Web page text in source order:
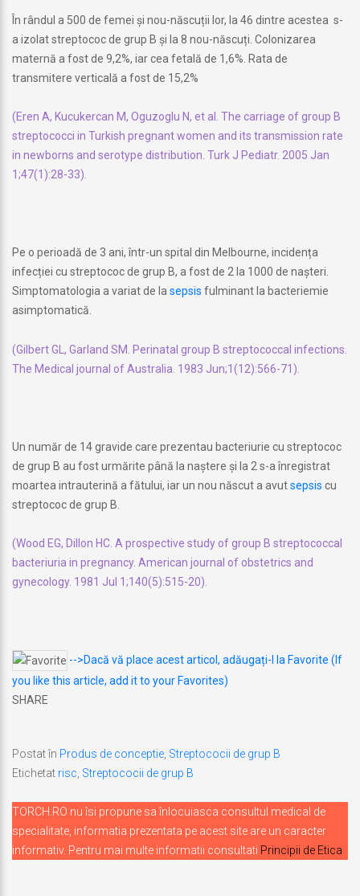
În rândul a 500 de femei și nou-născuții lor, la 46 dintre acestea s-
a izolat streptococ de grup B și la 8 nou-născuți. Colonizarea
maternă a fost de 9,2%, iar cea fetală de 1,6%. Rata de
transmitere verticală a fost de 15,2%
(Eren A, Kucukercan M, Oguzoglu N, et al. The carriage of group B
streptococci in Turkish pregnant women and its transmission rate
in newborns and serotype distribution. Turk J Pediatr. 2005 Jan
1;47(1):28-33).
Pe o perioadă de 3 ani, într-un spital din Melbourne, incidența
infecției cu streptococ de grup B, a fost de 2 la 1000 de nașteri.
Simptomatologia a variat de la sepsis fulminant la bacteriemie
asimptomatică.
(Gilbert GL, Garland SM. Perinatal group B streptococcal infections.
The Medical journal of Australia. 1983 Jun;1(12):566-71).
Un număr de 14 gravide care prezentau bacteriurie cu streptococ
de grup B au fost urmărite până la naștere și la 2 s-a înregistrat
moartea intrauterină a fătului, iar un nou născut a avutsepsis cu
streptococ de grup B.
(Wood EG, Dillon HC. A prospective study of group B streptococcal
bacteriuria in pregnancy. American journal of obstetrics and
gynecology. 1981 Jul 1;140(5):515-20).
-->Dacă vă place acest articol, adăugați-l la Favorite (If
you like this article, add it to your Favorites)
SHARE
Postat în Produs de conceptie Streptococii de grup B
Etichetat risc Streptococii de grup B
TORCH.RO nu îsi propune sa înlocuiasca consultul medical de
specialitate, informatia prezentata pe acest site are un caracter
informativ. Pentru mai multe informatii consultati Principii de Etica